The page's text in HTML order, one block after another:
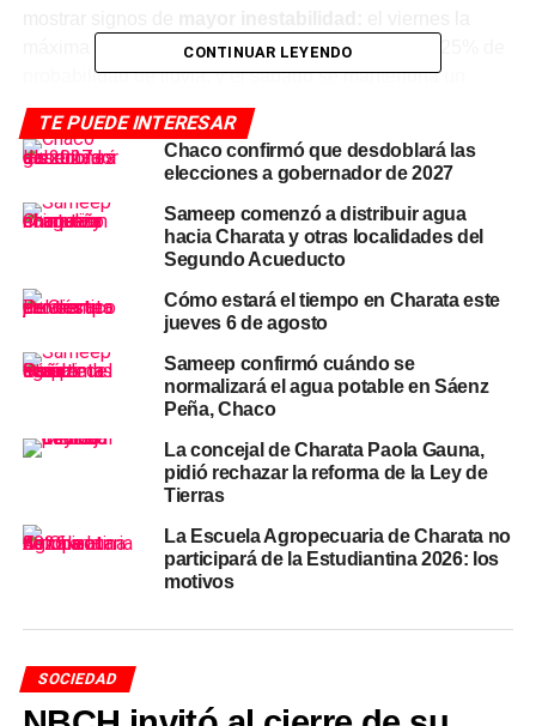
máxima bajaría levemente a 24,2°C, pero con un 25% de
probabilidad de lluvia, y el sábado se mantendría un
escenario similar, con 23,8°C de máxima y 20% de
chances de precipitaciones.
Un domingo más fresco para
cerrar la semana
El domingo llegaría con un nuevo descenso térmico, más
moderado que el de la ola polar de días atrás: la máxima
se ubicaría en 19,4°C, con una probabilidad de lluvia
baja, del 5%. Este comportamiento es habitual en el
invierno chaqueño, donde los períodos de calor relativo
suelen cortarse con el ingreso de nuevos frentes fríos, sin
llegar necesariamente a los valores extremos registrados
a comienzos de mes.
Con el buen tiempo de hoy y de mañana, se recomienda
aprovechar las horas de sol del mediodía y la tarde,
madrugada, por lo que conviene mantener el abrigo en
las primeras horas del día.
Para conocer la evolución hora a hora y las alertas
CONTINUAR LEYENDO
TE PUEDE INTERESAR
Chaco confirmó que desdoblará las
elecciones a gobernador de 2027
Sameep comenzó a distribuir agua
hacia Charata y otras localidades del
Segundo Acueducto
Cómo estará el tiempo en Charata este
jueves 6 de agosto
Sameep confirmó cuándo se
normalizará el agua potable en Sáenz
Peña, Chaco
La concejal de Charata Paola Gauna,
pidió rechazar la reforma de la Ley de
Tierras
La Escuela Agropecuaria de Charata no
participará de la Estudiantina 2026: los
motivos
SOCIEDAD